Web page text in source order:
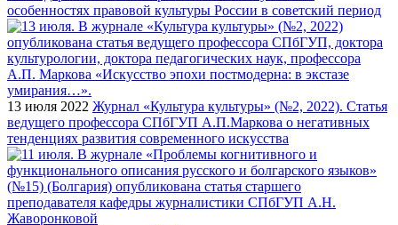
особенностях правовой культуры России в советский период
13 июля 2022 Журнал «Культура культуры» (№2, 2022). Статья
ведущего профессора СПбГУП А.П.Маркова о негативных
тенденциях развития современного искусства